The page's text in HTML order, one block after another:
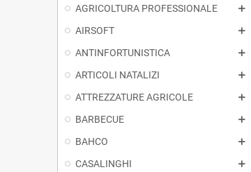
AGRICOLTURA PROFESSIONALE
AIRSOFT
ANTINFORTUNISTICA
ARTICOLI NATALIZI
ATTREZZATURE AGRICOLE
BARBECUE
BAHCO
CASALINGHI